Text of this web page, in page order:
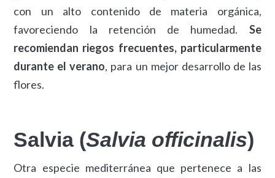
con un alto contenido de materia orgánica,
favoreciendo la retención de humedad. Se
recomiendan riegos frecuentes, particularmente
durante el verano, para un mejor desarrollo de las
flores.
Salvia (Salvia officinalis)
Otra especie mediterránea que pertenece a las